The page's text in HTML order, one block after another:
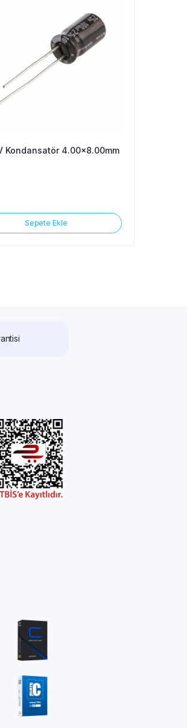
Kondansatör 4.00×8.00mm
Sepete Ekle